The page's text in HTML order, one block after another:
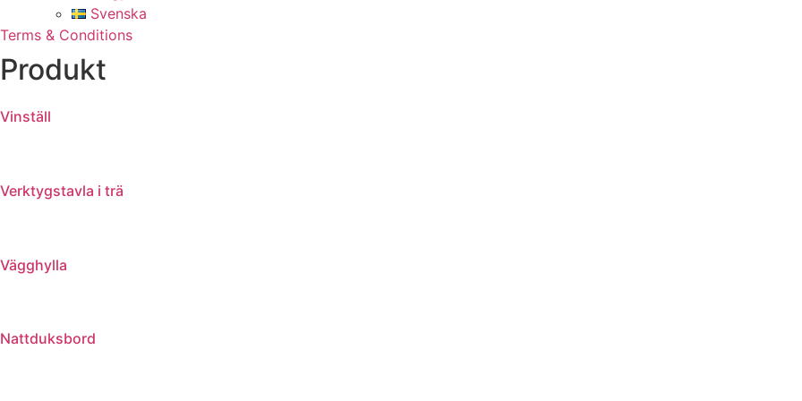
Svenska
Terms & Conditions
Produkt
Vinställ
Verktygstavla i trä
Vägghylla
Nattduksbord